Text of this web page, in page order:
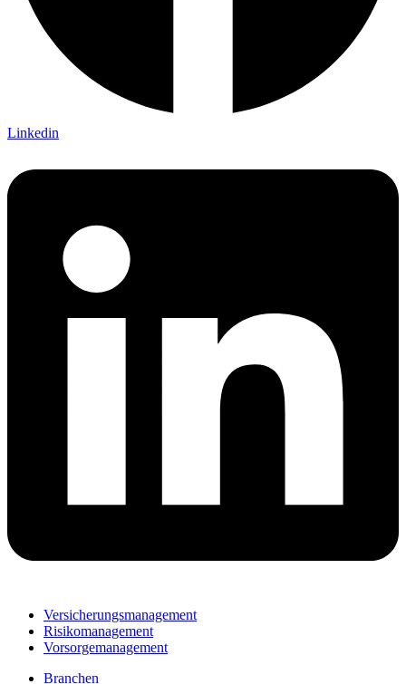
Linkedin
Versicherungsmanagement
Risikomanagement
Vorsorgemanagement
Branchen